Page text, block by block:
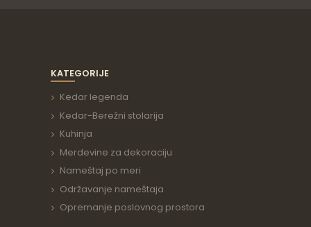
KATEGORIJE
Kedar legenda
Kedar-Berežni stolarija
Kuhinja
Merdevine za dekoraciju
Nameštaj po meri
Održavanje nameštaja
Opremanje poslovnog prostora